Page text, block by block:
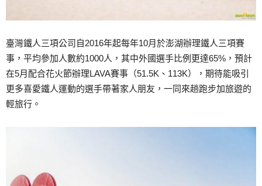
臺灣鐵人三項公司自2016年起每年10月於澎湖辦理鐵人三項賽
事，平均參加人數約1000人，其中外國選手比例更達65%，預計
在5月配合花火節辦理LAVA賽事（51.5K、113K），期待能吸引
更多喜愛鐵人運動的選手帶著家人朋友，一同來趟跑步加旅遊的
輕旅行。